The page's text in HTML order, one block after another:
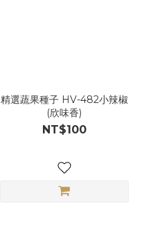
精選蔬果種子 HV-482小辣椒
(欣味香)
NT$100